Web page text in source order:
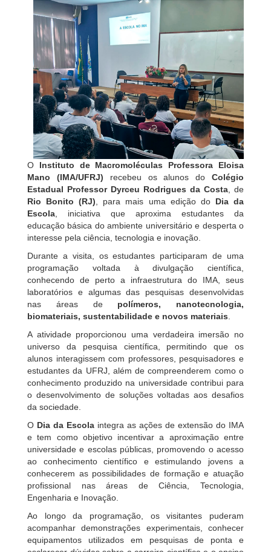
O Instituto de Macromoléculas Professora Eloisa
Mano (IMA/UFRJ) recebeu os alunos doColégio
Estadual Professor Dyrceu Rodrigues da Costa , de
Rio Bonito (RJ) , para mais uma edição do Dia da
Escola , iniciativa que aproxima estudantes da
educação básica do ambiente universitário e desperta o
interesse pela ciência, tecnologia e inovação.
Durante a visita, os estudantes participaram de uma
programação voltada à divulgação científica,
conhecendo de perto a infraestrutura do IMA, seus
laboratórios e algumas das pesquisas desenvolvidas
nas áreas de polímeros, nanotecnologia,
biomateriais, sustentabilidade e novos materiais
A atividade proporcionou uma verdadeira imersão no
universo da pesquisa científica, permitindo que os
alunos interagissem com professores, pesquisadores e
estudantes da UFRJ, além de compreenderem como o
conhecimento produzido na universidade contribui para
o desenvolvimento de soluções voltadas aos desafios
da sociedade.
O Dia da Escola integra as ações de extensão do IMA
e tem como objetivo incentivar a aproximação entre
universidade e escolas públicas, promovendo o acesso
ao conhecimento científico e estimulando jovens a
conhecerem as possibilidades de formação e atuação
profissional nas áreas de Ciência, Tecnologia,
Engenharia e Inovação.
Ao longo da programação, os visitantes puderam
acompanhar demonstrações experimentais, conhecer
equipamentos utilizados em pesquisas de ponta e